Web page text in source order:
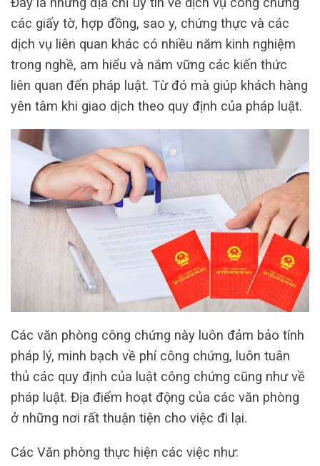
các giấy tờ, hợp đồng, sao y, chứng thực và các
dịch vụ liên quan khác có nhiều năm kinh nghiệm
trong nghề, am hiểu và nắm vững các kiến thức
liên quan đến pháp luật. Từ đó mà giúp khách hàng
yên tâm khi giao dịch theo quy định của pháp luật.
Các văn phòng công chứng này luôn đảm bảo tính
pháp lý, minh bạch về phí công chứng, luôn tuân
thủ các quy định của luật công chứng cũng như về
pháp luật. Địa điểm hoạt động của các văn phòng
ở những nơi rất thuận tiện cho việc đi lại.
Các Văn phòng thực hiện các việc như: